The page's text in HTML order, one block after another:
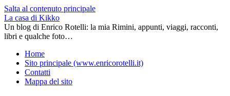
Salta al contenuto principale
La casa di Kikko
Un blog di Enrico Rotelli: la mia Rimini, appunti, viaggi, racconti,
libri e qualche foto…
Home
Sito principale (www.enricorotelli.it)
Contatti
Mappa del sito